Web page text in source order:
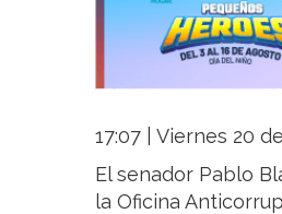
17:07 | Viernes 20
El senador Pablo
la Oficina